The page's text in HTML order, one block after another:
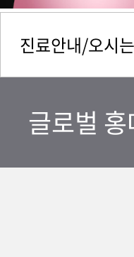
진료안내/오시
글로벌 홍